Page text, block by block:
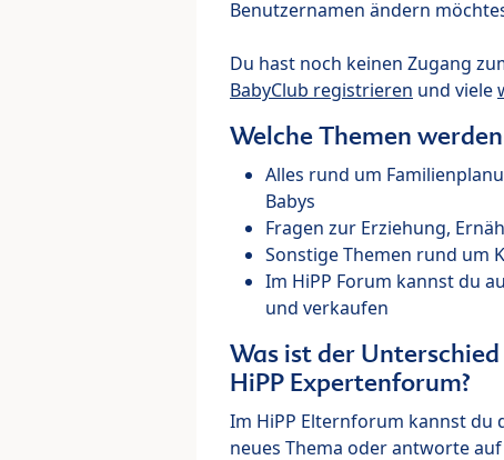
Benutzernamen ändern
Du hast noch keinen Zugang
BabyClub registrieren und viele
Welche Themen
Alles rund um
Babys
Fragen zur Erziehung,
Sonstige Themen rund um
Im HiPP Forum kannst du
und verkaufen
Was ist der
HiPP Expertenforum?
Im HiPP Elternforum kannst du
neues Thema oder antworte